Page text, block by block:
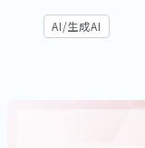
AI/生成AI